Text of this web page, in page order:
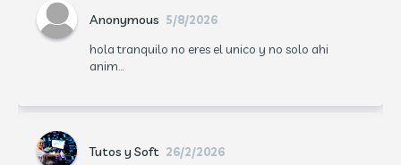
Anonymous 5/8/2026
hola tranquilo no eres el unico y no solo ahi
anim...
Tutos y Soft 26/2/2026